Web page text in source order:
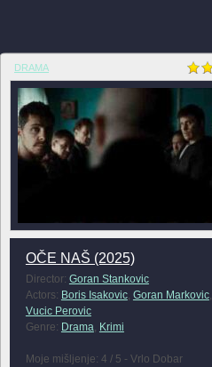
DRAMA
OČE NAŠ (2025)
Director: Goran Stankovic
Actors: Boris Isakovic, Goran Markovic,
Vucic Perovic
Genre: Drama, Krimi
Moje mišljenje: 4 / 5 - Vrlo Dobar